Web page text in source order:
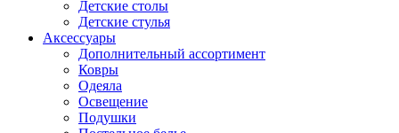
Детские столы
Детские стулья
Аксессуары
Дополнительный ассортимент
Ковры
Одеяла
Освещение
Подушки